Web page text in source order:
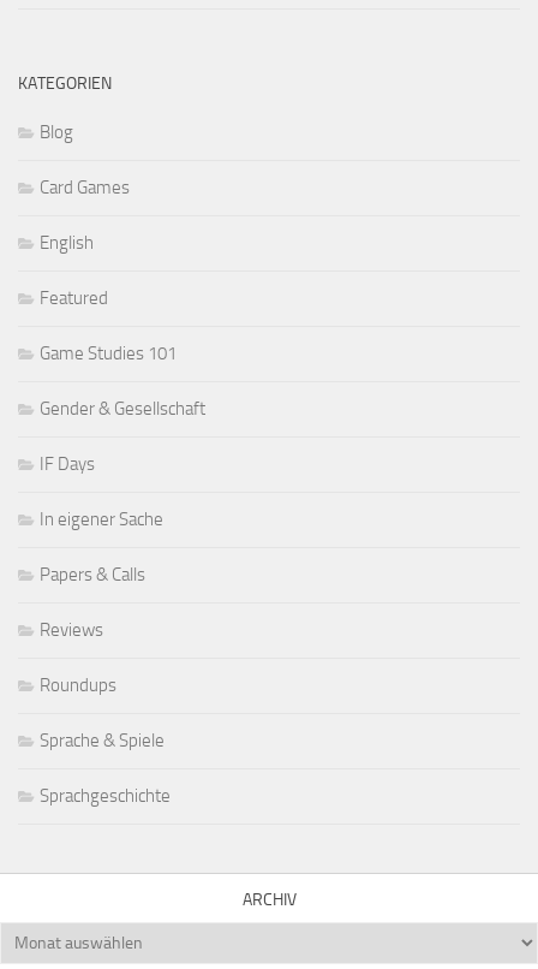
KATEGORIEN
Blog
Card Games
English
Featured
Game Studies 101
Gender & Gesellschaft
IF Days
In eigener Sache
Papers & Calls
Reviews
Roundups
Sprache & Spiele
Sprachgeschichte
ARCHIV
Archiv